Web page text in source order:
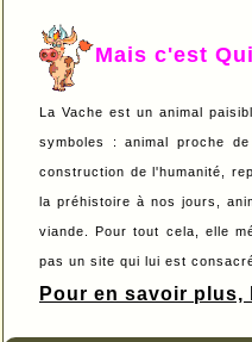
Mais c'est
La Vache est un animal
symboles : animal proche
construction de l'humanité,
la préhistoire à nos jours,
viande. Pour tout cela, elle
pas un site qui lui est
Pour en savoir plus,